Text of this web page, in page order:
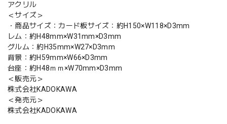
アクリル
＜サイズ＞
・商品サイズ：カード板サイズ：約H150×W118×D3mm
レム：約H48mm×W31mm×D3mm
グルム：約H35mm×W27×D3mm
背景：約H59mm×W66×D3mm
台座：約H48ｍｍ×W70mm×D3mm
＜販売元＞
株式会社KADOKAWA
＜発売元＞
株式会社KADOKAWA